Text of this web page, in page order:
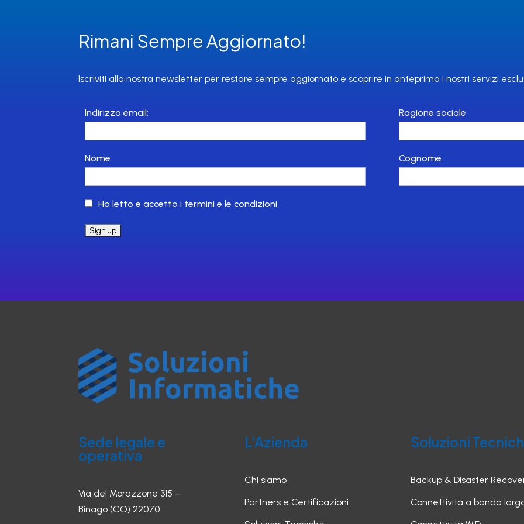
Rimani Sempre Aggiornato!
Iscriviti alla nostra newsletter per restare sempre aggiornato e scoprire in anteprima i nostri servizi
Indirizzo email: Ragione sociale
Nome Cognome
Ho letto e accetto i termini e le condizioni
Sede legale e
operativa
Via del Morazzone 315 –
Binago (CO) 22070
L'Azienda
Chi siamo
Partners e Certificazioni
Soluzioni
Backup & Disaster
Connettività a banda